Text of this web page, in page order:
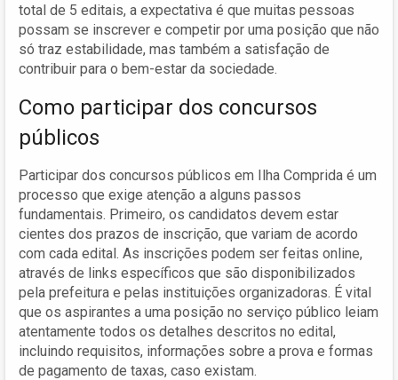
total de 5 editais, a expectativa é que muitas pessoas
possam se inscrever e competir por uma posição que não
só traz estabilidade, mas também a satisfação de
contribuir para o bem-estar da sociedade.
Como participar dos concursos
públicos
Participar dos concursos públicos em Ilha Comprida é um
processo que exige atenção a alguns passos
fundamentais. Primeiro, os candidatos devem estar
cientes dos prazos de inscrição, que variam de acordo
com cada edital. As inscrições podem ser feitas online,
através de links específicos que são disponibilizados
pela prefeitura e pelas instituições organizadoras. É vital
que os aspirantes a uma posição no serviço público leiam
atentamente todos os detalhes descritos no edital,
incluindo requisitos, informações sobre a prova e formas
de pagamento de taxas, caso existam.